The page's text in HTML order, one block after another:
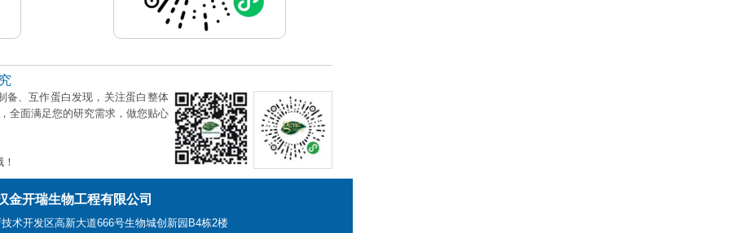
备、互作蛋白发现，关注蛋白整体
全面满足您的研究需求，做您贴心
金开瑞生物工程有限公司
术开发区高新大道666号生物城创新园B4栋2楼